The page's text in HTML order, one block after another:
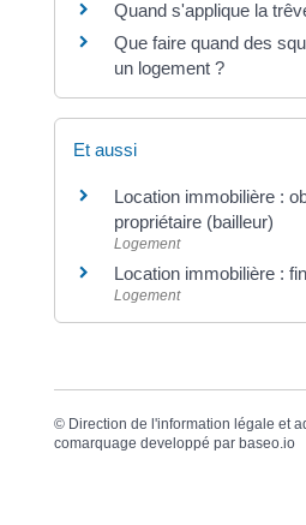
Quand s'applique la
Que faire quand des
un logement ?
Et aussi
Location immobilière :
propriétaire (bailleur)
Logement
Location immobilière :
Logement
© Direction de l'information légale et
comarquage developpé par baseo.io